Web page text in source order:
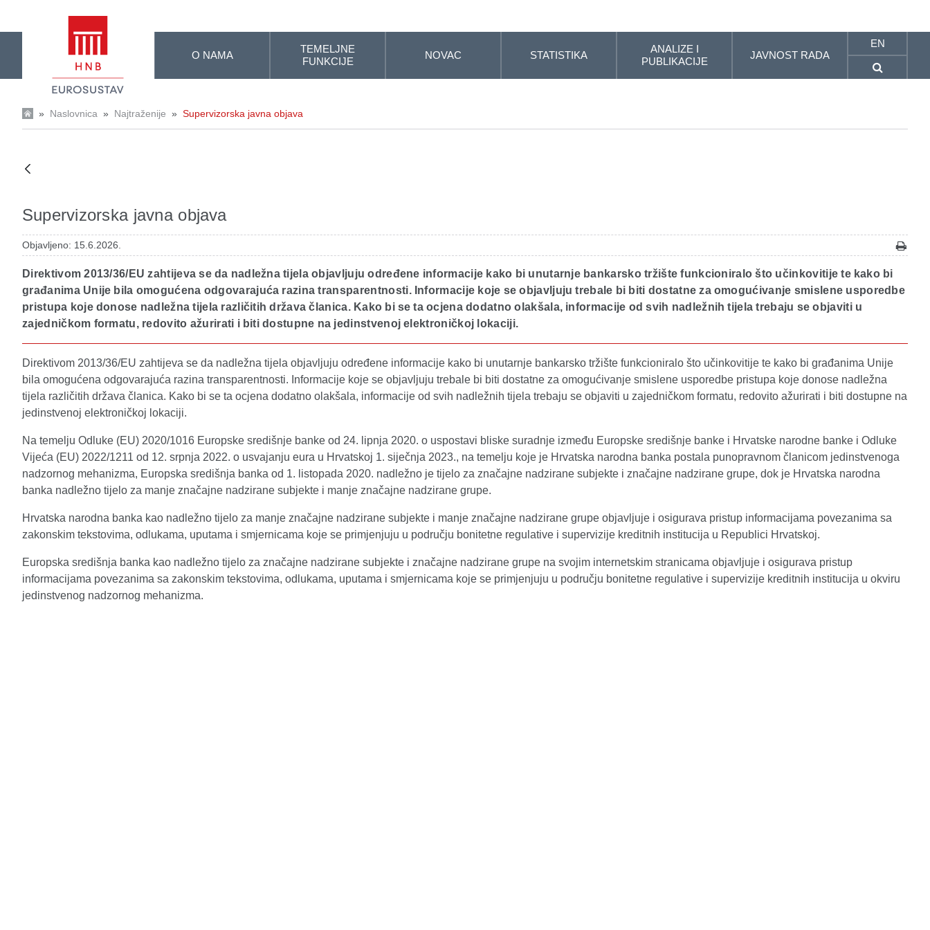
O NAMA
TEMELJNE
FUNKCIJE
NOVAC STATISTIKA
ANALIZE I
PUBLIKACIJE
JAVNOST RADA
EN
» Naslovnica » Najtraženije » Supervizorska javna objava
Supervizorska javna objava
Objavljeno: 15.6.2026.
Direktivom 2013/36/EU zahtijeva se da nadležna tijela objavljuju određene informacije kako bi unutarnje bankarsko tržište funkcioniralo što učinkovitije te kako bi
građanima Unije bila omogućena odgovarajuća razina transparentnosti. Informacije koje se objavljuju trebale bi biti dostatne za omogućivanje smislene usporedbe
pristupa koje donose nadležna tijela različitih država članica. Kako bi se ta ocjena dodatno olakšala, informacije od svih nadležnih tijela trebaju se objaviti u
zajedničkom formatu, redovito ažurirati i biti dostupne na jedinstvenoj elektroničkoj lokaciji.
Direktivom 2013/36/EU zahtijeva se da nadležna tijela objavljuju određene informacije kako bi unutarnje bankarsko tržište funkcioniralo što učinkovitije te kako bi građanima Unije
bila omogućena odgovarajuća razina transparentnosti. Informacije koje se objavljuju trebale bi biti dostatne za omogućivanje smislene usporedbe pristupa koje donose nadležna
tijela različitih država članica. Kako bi se ta ocjena dodatno olakšala, informacije od svih nadležnih tijela trebaju se objaviti u zajedničkom formatu, redovito ažurirati i biti dostupne na
jedinstvenoj elektroničkoj lokaciji.
Na temelju Odluke (EU) 2020/1016 Europske središnje banke od 24. lipnja 2020. o uspostavi bliske suradnje između Europske središnje banke i Hrvatske narodne banke i Odluke
Vijeća (EU) 2022/1211 od 12. srpnja 2022. o usvajanju eura u Hrvatskoj 1. siječnja 2023., na temelju koje je Hrvatska narodna banka postala punopravnom članicom jedinstvenoga
nadzornog mehanizma, Europska središnja banka od 1. listopada 2020. nadležno je tijelo za značajne nadzirane subjekte i značajne nadzirane grupe, dok je Hrvatska narodna
banka nadležno tijelo za manje značajne nadzirane subjekte i manje značajne nadzirane grupe.
Hrvatska narodna banka kao nadležno tijelo za manje značajne nadzirane subjekte i manje značajne nadzirane grupe objavljuje i osigurava pristup informacijama povezanima sa
zakonskim tekstovima, odlukama, uputama i smjernicama koje se primjenjuju u području bonitetne regulative i supervizije kreditnih institucija u Republici Hrvatskoj.
Europska središnja banka kao nadležno tijelo za značajne nadzirane subjekte i značajne nadzirane grupe na svojim internetskim stranicama objavljuje i osigurava pristup
informacijama povezanima sa zakonskim tekstovima, odlukama, uputama i smjernicama koje se primjenjuju u području bonitetne regulative i supervizije kreditnih institucija u okviru
jedinstvenog nadzornog mehanizma.